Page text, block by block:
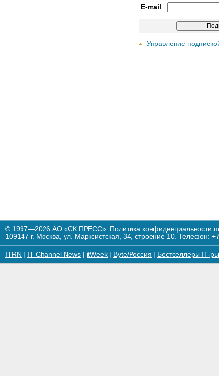
E-mail
Управление
© 1997—2026 АО «СК ПРЕСС». Политика конфиденциальности
109147 г. Москва, ул. Марксистская, 34, строение 10. Телефон:
ITRN IT Channel News itWeek Byte/Россия Бестселлеры IT-